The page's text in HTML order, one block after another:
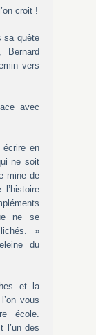
croit !
sa quête
vers
avec
en
ne soit
mine de
ne se
»
du
et la
vous
école.
l’un des